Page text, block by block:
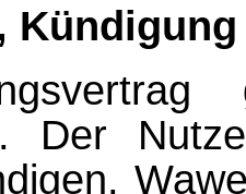
Kündigung
Der